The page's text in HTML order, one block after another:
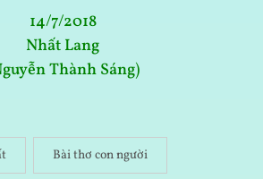
14/7/2018
Nhất Lang
Thành Sáng)
Bài thơ con người